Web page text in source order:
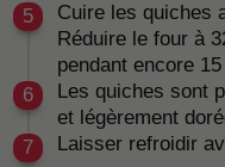
Cuire les quiches
Réduire le four à
pendant encore
Les quiches sont
et légèrement
Laisser refroidir